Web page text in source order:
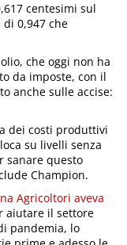
centesimi sul
di 0,947 che
che oggi non ha
da imposte, con il
anche sulle accise:
dei costi produttivi
su livelli senza
sanare questo
Champion.
Agricoltori aveva
aiutare il settore
pandemia, lo